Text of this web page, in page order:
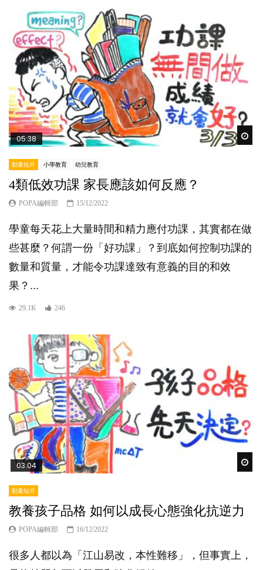
05:38
動畫短片 小學教育 幼兒教育
4類低效功課 家長應該如何反應？
POPA編輯部 15/12/2022
學童每天花上大量時間和精力應付功課，其實都在做
些甚麼？何謂一份「好功課」？到底如何控制功課的
數量和質量，才能令功課達致有意義的目的和效
果？...
29.1K 246
03:04
動畫短片
教養孩子品格 如何以成長心態強化抗逆力
POPA編輯部 16/12/2022
很多人都以為「江山易改，本性難移」，但事實上，